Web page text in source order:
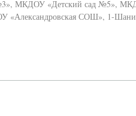
МКДОУ «Детский сад №5»,
«Александровская СОШ», 1-